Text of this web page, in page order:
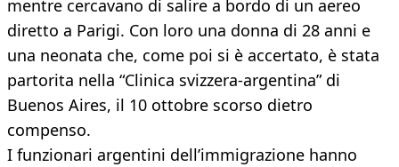
mentre cercavano di salire a bordo di un aereo
diretto a Parigi. Con loro una donna di 28 anni e
una neonata che, come poi si è accertato, è stata
partorita nella “Clinica svizzera-argentina” di
Buenos Aires, il 10 ottobre scorso dietro
compenso.
I funzionari argentini dell’immigrazione hanno